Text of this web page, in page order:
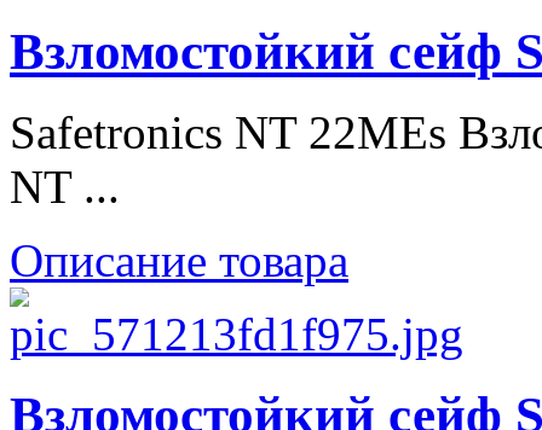
Взломостойкий сейф
Safetronics NT 22MEs
NT ...
Описание товара
Взломостойкий сейф